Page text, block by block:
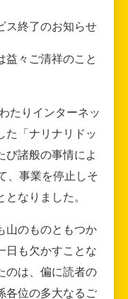
ス終了のお知らせ
益々ご清祥のこと
たりインターネッ
た「ナリナリドッ
び諸般の事情によ
、事業を停止しそ
なりました。
山のものともつか
日も欠かすことな
のは、偏に読者の
各位の多大なるご